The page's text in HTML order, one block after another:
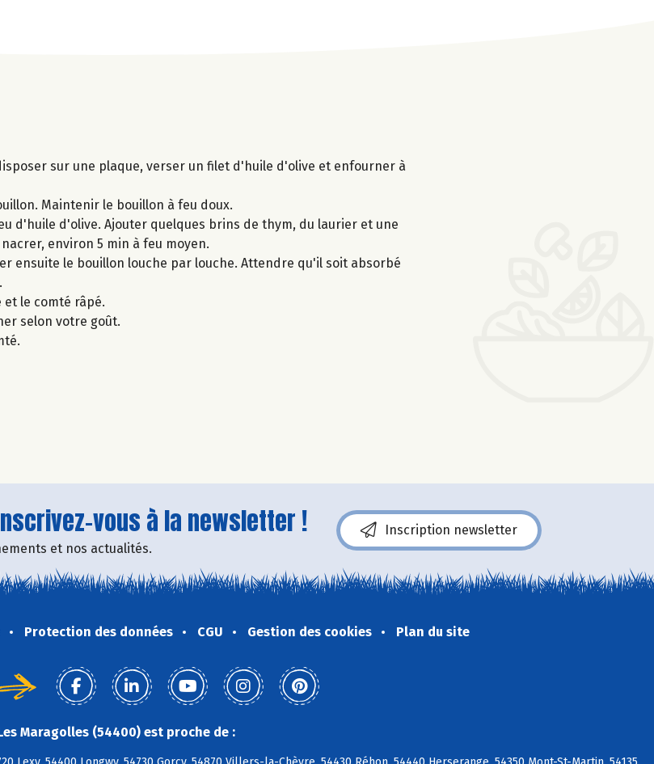
sur une plaque, verser un filet d'huile d'olive et enfourner à
Maintenir le bouillon à feu doux.
d'huile d'olive. Ajouter quelques brins de thym, du laurier et une
environ 5 min à feu moyen.
ensuite le bouillon louche par louche. Attendre qu'il soit absorbé
le comté râpé.
selon votre goût.
vous à la newsletter !
et nos actualités.
Inscription newsletter
Protection des données CGU Gestion des cookies Plan du site
Maragolles (54400) est proche de :